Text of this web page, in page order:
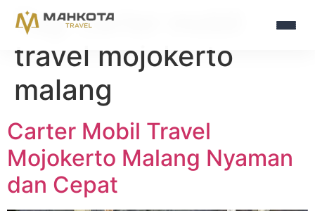
Tag:carter mobil
travel mojokerto
malang
Carter Mobil Travel
Mojokerto Malang Nyaman
dan Cepat